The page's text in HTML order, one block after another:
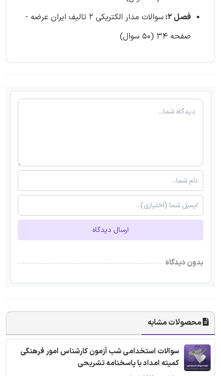
فصل 2:
سوالات مدار الکتریکی 2 تالیف ایران عرضه -
صفحه 34 (50 سوال)
ارسال دیدگاه
بدون دیدگاه
محصولات مشابه
سوالات استخدامی شب آزمون کارشناس امور فرهنگی
کمیته امداد با پاسخنامه تشریحی